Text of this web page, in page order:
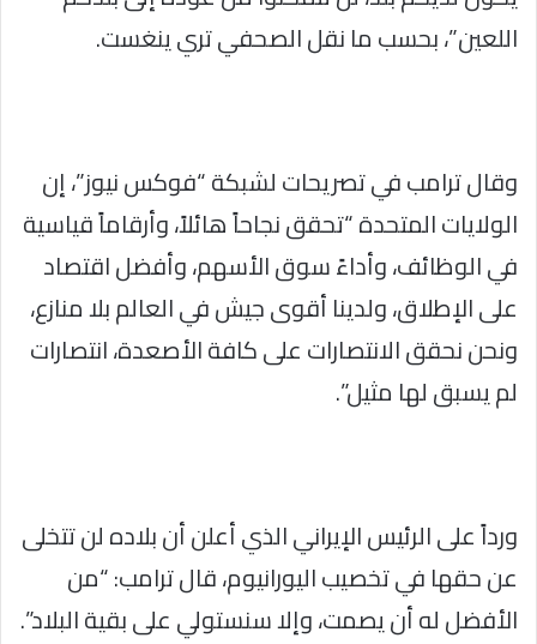
اللعين”، بحسب ما نقل الصحفي تري ينغست.
وقال ترامب في تصريحات لشبكة “فوكس نيوز”، إن
الولايات المتحدة “تحقق نجاحاً هائلاً، وأرقاماً قياسية
في الوظائف، وأداءً سوق الأسهم، وأفضل اقتصاد
على الإطلاق، ولدينا أقوى جيش في العالم بلا منازع،
ونحن نحقق الانتصارات على كافة الأصعدة، انتصارات
لم يسبق لها مثيل”.
ورداً على الرئيس الإيراني الذي أعلن أن بلاده لن تتخلى
عن حقها في تخصيب اليورانيوم، قال ترامب: “من
الأفضل له أن يصمت، وإلا سنستولي على بقية البلاد”.